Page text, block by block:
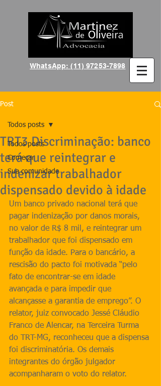
WhatsApp: (11) 97253-7898
Post
Todos posts
Começar
Sua comunidade
Todos posts
TRT3 Discriminação: banco
terá que reintegrar e
indenizar trabalhador
dispensado devido à idade
Um banco privado nacional terá que
pagar indenização por danos morais,
no valor de R$ 8 mil, e reintegrar um
trabalhador que foi dispensado em
função da idade. Para o bancário, a
rescisão do pacto foi motivada “pelo
fato de encontrar-se em idade
avançada e para impedir que
alcançasse a garantia de emprego”. O
relator, juiz convocado Jessé Cláudio
Franco de Alencar, na Terceira Turma
do TRT-MG, reconheceu que a dispensa
foi discriminatória. Os demais
integrantes do órgão julgador
acompanharam o voto do relator.